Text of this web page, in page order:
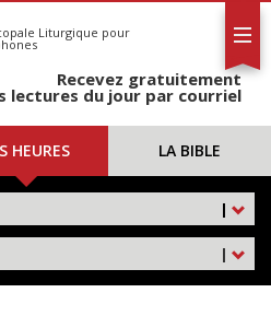
Liturgique pour
Recevez gratuitement
lectures du jour par courriel
HEURES LA BIBLE
|
|